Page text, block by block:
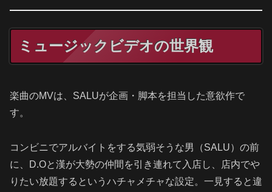
ミュージックビデオの世界観
楽曲のMVは、SALUが企画・脚本を担当した意欲作で
す。
コンビニでアルバイトをする気弱そうな男（SALU）の前
に、D.Oと漢が大勢の仲間を引き連れて入店し、店内でや
りたい放題するというハチャメチャな設定。一見すると違